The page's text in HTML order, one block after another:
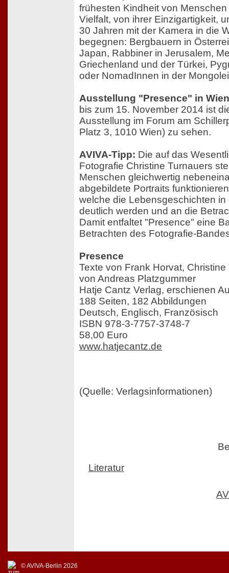
frühesten Kindheit von
Vielfalt, von ihrer Einzigartigkeit,
30 Jahren mit der Kamera in die
begegnen: Bergbauern in
Japan, Rabbiner in Jerusalem,
Griechenland und der Türkei,
oder NomadInnen in der
Ausstellung "Presence" in
bis zum 15. November 2014 ist
Ausstellung im Forum am
Platz 3, 1010 Wien) zu sehen.
AVIVA-Tipp: Die auf das
Fotografie Christine Turnauers
Menschen gleichwertig
abgebildete Portraits
welche die Lebensgeschichten in
deutlich werden und an die
Damit entfaltet "Presence" eine
Betrachten des Fotografie-
Presence
Texte von Frank Horvat,
von Andreas Platzgummer
Hatje Cantz Verlag, erschienen
188 Seiten, 182 Abbildungen
Deutsch, Englisch, Französisch
ISBN 978-3-7757-3748-7
58,00 Euro
www.hatjecantz.de
(Quelle: Verlagsinformationen)
Literatur
© AVIVA-Berlin 2026